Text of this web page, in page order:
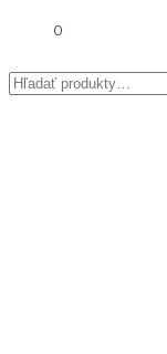
0
Hľadať:
My